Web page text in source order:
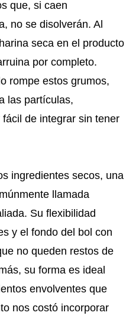
que, si caen
no se disolverán. Al
seca en el producto
por completo.
rompe estos grumos,
las partículas,
de integrar sin tener
ingredientes secos, una
llamada
Su flexibilidad
y el fondo del bol con
no queden restos de
su forma es ideal
envolventes que
nos costó incorporar